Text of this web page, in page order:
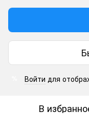
Войти для
В